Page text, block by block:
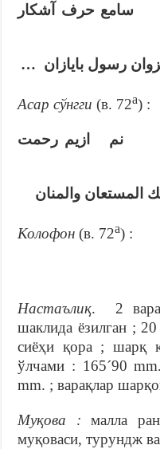
سامع حرف آشكار
رسول بايازان …
Асар сўнгги (в. 72а) :
نم ازيم رحمت
والمنان
Колофон (в. 72а) :
Настаълиқ. 2
шаклида ёзилган ;
сиёҳи қора ; шарқ
ўлчами : 165´90
mm. ; варақлар
Муқова :малла
муқоваси, турундж